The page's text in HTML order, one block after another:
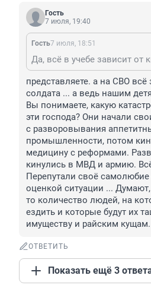
Гость
7 июля, 19:40
Гость7 июля, 18:51
представляете. а на СВО всё
солдата ... а ведь нашим
Вы понимаете, какую
эти господа? Они начали
с разворовывания
промышленности, потом
медицину с реформами.
кинулись в МВД и армию.
Перепутали своё
оценкой ситуации ... Думают,
то количество людей, на
ездить и которые будут их
имуществу и райским кущам.
ОТВЕТИТЬ
Показать ещё 3